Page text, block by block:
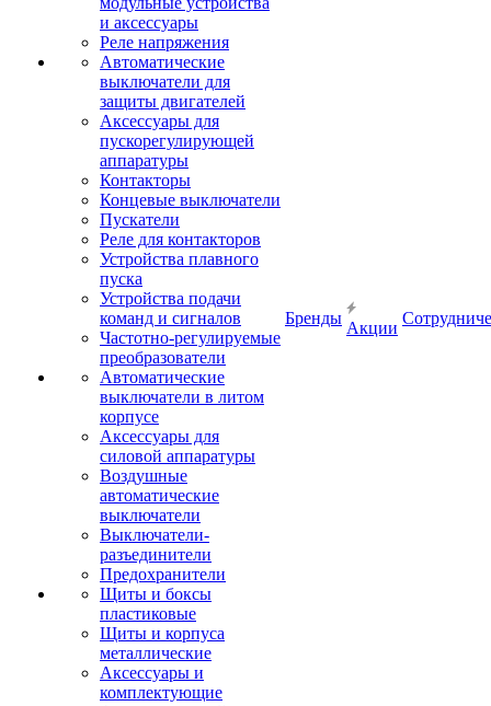
и аксессуары
Реле напряжения
Автоматические
выключатели для
защиты двигателей
Аксессуары для
пускорегулирующей
аппаратуры
Контакторы
Концевые выключатели
Пускатели
Реле для контакторов
Устройства плавного
пуска
Устройства подачи
команд и сигналов
Частотно-регулируемые
преобразователи
Автоматические
выключатели в литом
корпусе
Аксессуары для
силовой аппаратуры
Воздушные
автоматические
выключатели
Выключатели-
разъединители
Предохранители
Щиты и боксы
пластиковые
Щиты и корпуса
металлические
Аксессуары и
комплектующие
Бренды
Акции